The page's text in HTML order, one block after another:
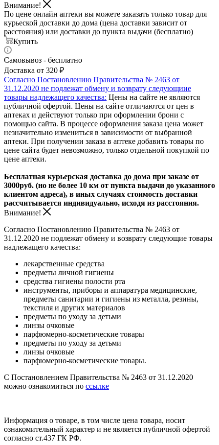
Внимание!
По цене онлайн аптеки вы можете заказать только товар для
курьеской доставки до дома (цена доставки зависит от
расстояния) или доставки до пункта выдачи (бесплатно)
Купить
Самовывоз - бесплатно
Доставка от 320 ₽
Согласно Постановлению Правительства № 2463 от
31.12.2020 не подлежат обмену и возврату следующиие
товары надлежащего качества: Цены на сайте не являются
публичной офертой. Цены на сайте отличаются от цен в
аптеках и действуют только при оформлении брони с
помощью сайта. В процессе оформления заказа цена может
незначительно измениться в зависимости от выбранной
аптеки. При получении заказа в аптеке добавить товары по
цене сайта будет невозможно, только отдельной покупкой по
цене аптеки.
Бесплатная курьерская доставка до дома при заказе от
3000руб. (но не более 10 км от пункта выдачи до указанного
клиентом адреса), в иных случаях стоимость доставки
рассчитывается индивидуально, исходя из расстояния.
Внимание!
Согласно Постановлению Правительства № 2463 от
31.12.2020 не подлежат обмену и возврату следующие товары
надлежащего качества:
лекарственные средства
предметы личной гигиены
средства гигиены полости рта
инструменты, приборы и аппаратура медицинские,
предметы санитарии и гигиены из металла, резины,
текстиля и других материалов
предметы по уходу за детьми
линзы очковые
парфюмерно-косметические товары
предметы по уходу за детьми
линзы очковые
парфюмерно-косметические товары.
С Постановлением Правительства № 2463 от 31.12.2020
можно ознакомиться по ссылке
Информация о товаре, в том числе цена товара, носит
ознакомительный характер и не является публичной офертой
согласно ст.437 ГК РФ.